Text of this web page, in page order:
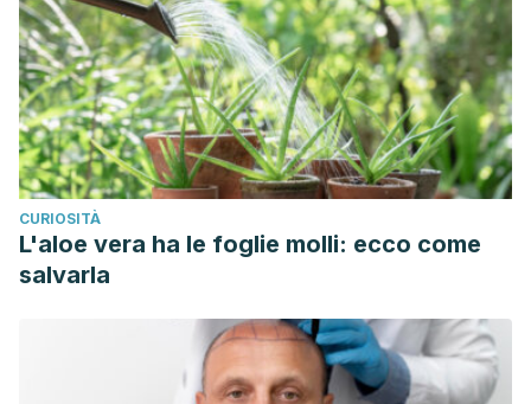
CURIOSITÀ
L'aloe vera ha le foglie molli: ecco come
salvarla